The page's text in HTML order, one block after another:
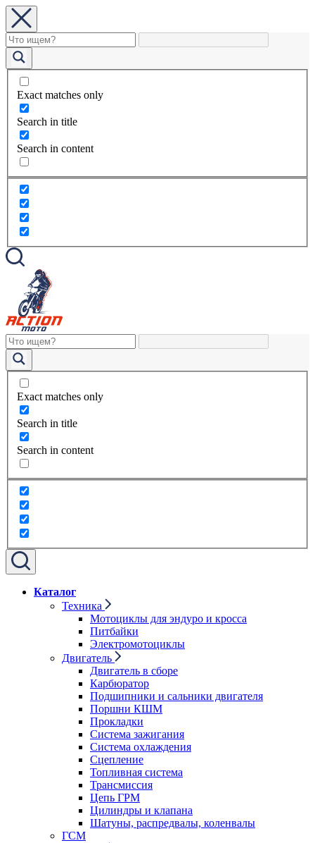
Exact matches only
Search in title
Search in content
Exact matches only
Search in title
Search in content
Каталог
Техника
Мотоциклы для эндуро и кросса
Питбайки
Электромотоциклы
Двигатель
Двигатель в сборе
Карбюратор
Подшипники и сальники двигателя
Поршни КШМ
Прокладки
Система зажигания
Система охлаждения
Сцепление
Топливная система
Трансмиссия
Цепь ГРМ
Цилиндры и клапана
Шатуны, распредвалы, коленвалы
ГСМ